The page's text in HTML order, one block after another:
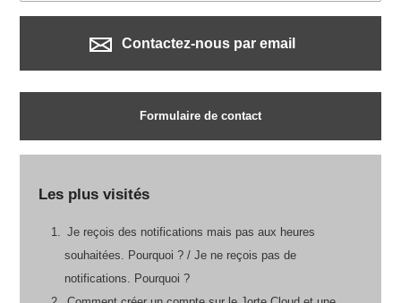
Contactez-nous par email
Formulaire de contact
Les plus visités
Je reçois des notifications mais pas aux heures
souhaitées. Pourquoi ? / Je ne reçois pas de
notifications. Pourquoi ?